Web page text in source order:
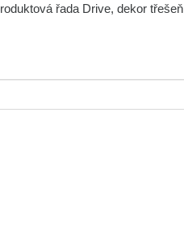
řada Drive, dekor třešeň